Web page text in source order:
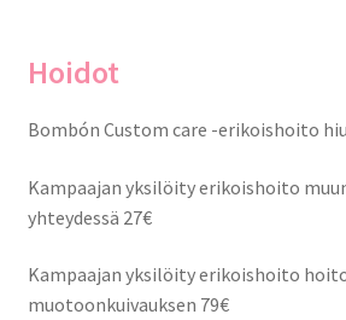
Hoidot
Bombón Custom care -erikoishoito
Kampaajan yksilöity erikoishoito
yhteydessä 27€
Kampaajan yksilöity erikoishoito
muotoonkuivauksen 79€